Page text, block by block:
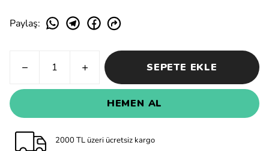
Paylaş:
SEPETE EKLE
HEMEN AL
2000 TL üzeri ücretsiz kargo